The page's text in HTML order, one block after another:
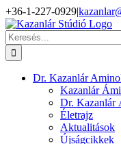
Kihagyás
+36-1-227-0929|
Facebook
YouTube
Keresés...
Dr. Kazanlár
Kazanlár
Dr. Kazanlár
Életrajz
Aktualitások
Újságcikkek